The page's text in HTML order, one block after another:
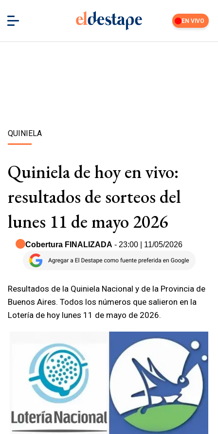
EN VIVO
QUINIELA
Quiniela de hoy en vivo:
resultados de sorteos del
lunes 11 de mayo 2026
Cobertura FINALIZADA - 23:00 | 11/05/2026
Resultados de la Quiniela Nacional y de la Provincia de
Buenos Aires. Todos los números que salieron en la
Lotería de hoy lunes 11 de mayo de 2026.